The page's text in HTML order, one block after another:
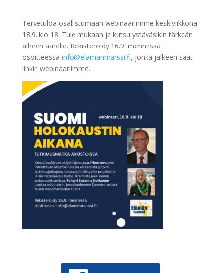
Tervetuloa osallistumaan webinaariimme keskiviikkona
18.9. klo 18. Tule mukaan ja kutsu ystäväsikin tärkeän
aiheen äärelle. Rekisteröidy 16.9. mennessä
osoitteessa info@elamanmarssi.fi, jonka jälkeen saat
linkin webinaariimme.